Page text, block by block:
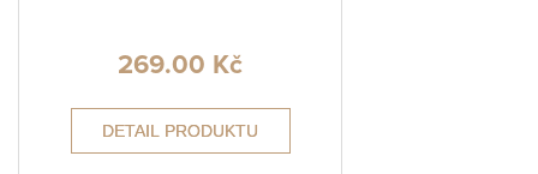
269.00 Kč
DETAIL PRODUKTU